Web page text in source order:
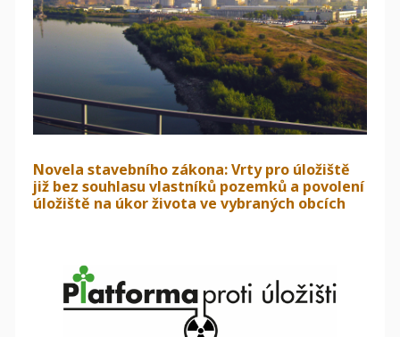
Novela stavebního zákona: Vrty pro úložiště
již bez souhlasu vlastníků pozemků a povolení
úložiště na úkor života ve vybraných obcích